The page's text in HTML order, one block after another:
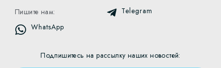
Пишите нам:
Telegram
WhatsApp
Подпишитесь на рассылку наших новостей: